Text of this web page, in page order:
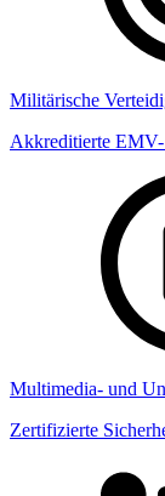
Militärische
Akkreditierte
Multimedia- und
Zertifizierte